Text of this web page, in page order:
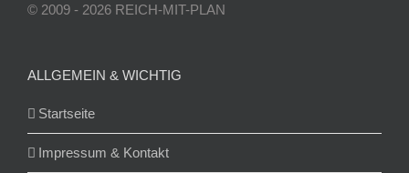
© 2009 - 2026 REICH-MIT-PLAN
ALLGEMEIN & WICHTIG
Startseite
Impressum & Kontakt